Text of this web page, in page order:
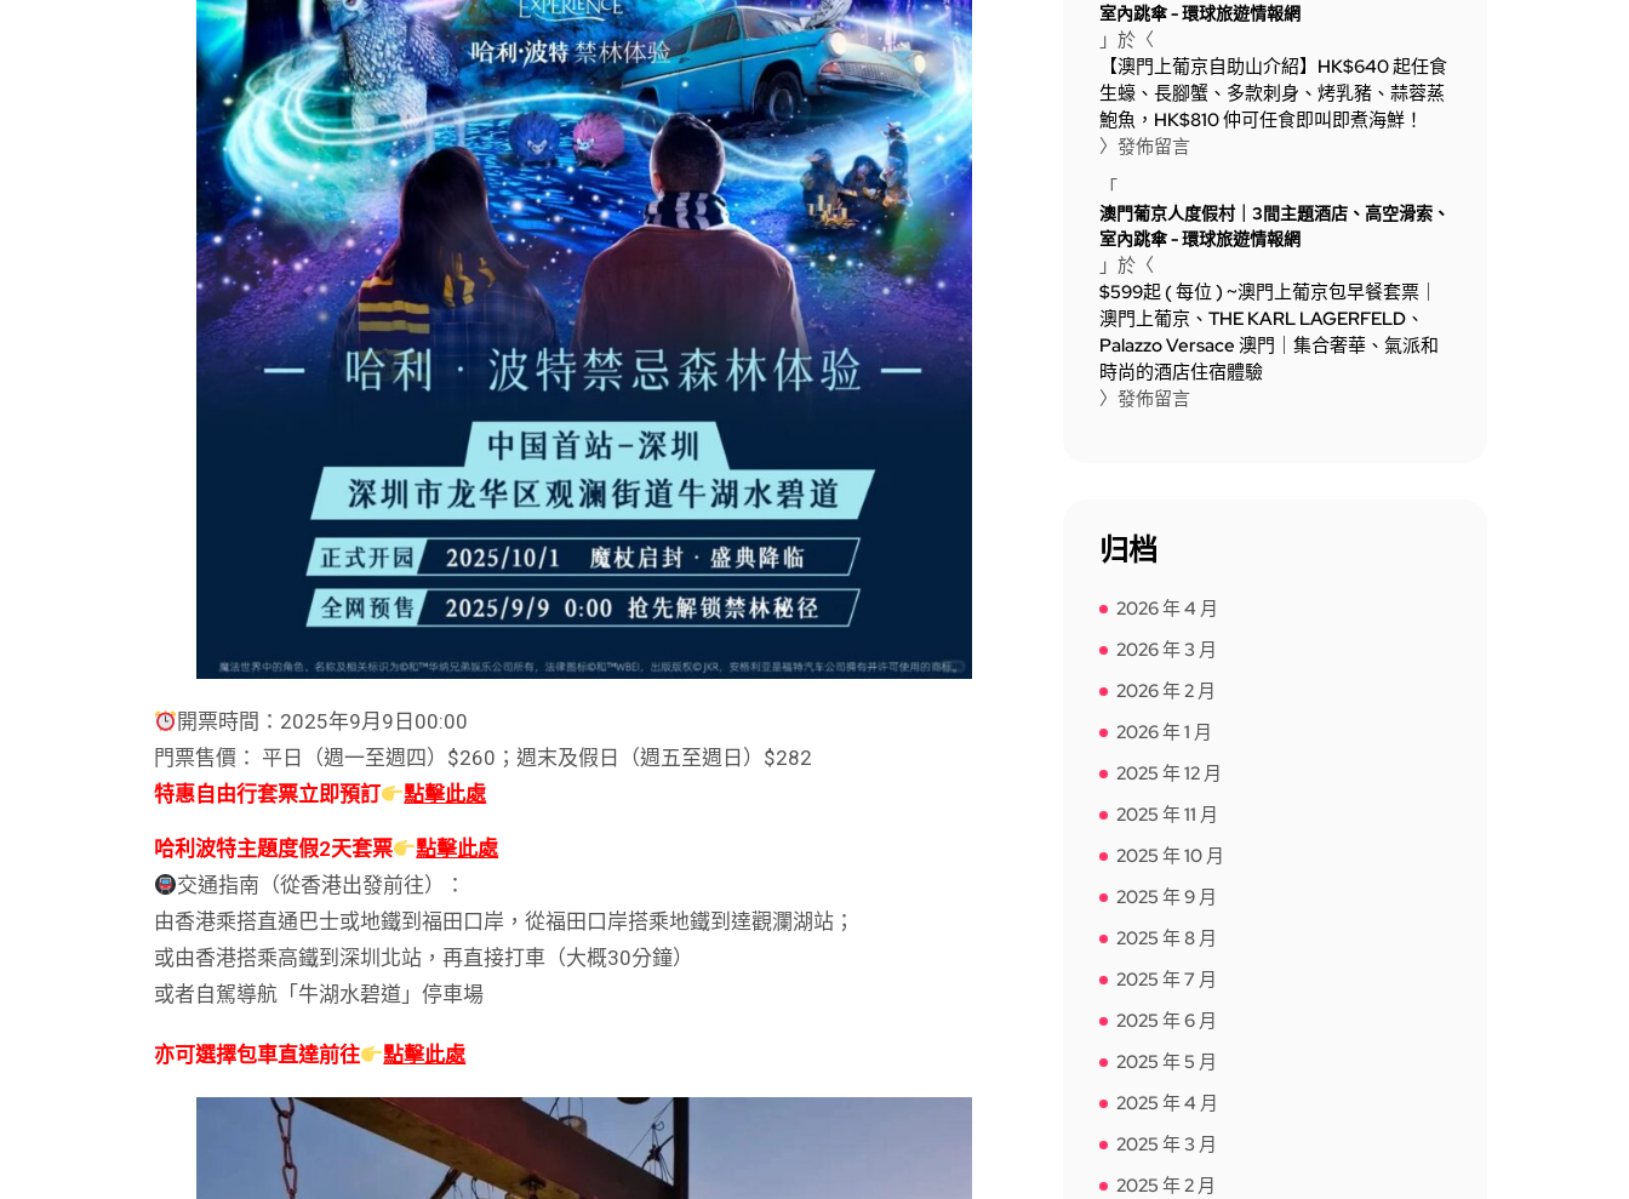
開票時間：2025年9月9日00:00
門票售價： 平日（週一至週四）$260；週末及假日（週五至週日）$282
特惠自由行套票立即預訂
點擊此處
哈利波特主題度假2天套票
點擊此處
交通指南（從香港出發前往）：
由香港乘搭直通巴士或地鐵到福田口岸，從福田口岸搭乘地鐵到達觀瀾湖站；
或由香港搭乘高鐵到深圳北站，再直接打車（大概30分鐘）
或者自駕導航「牛湖水碧道」停車場
亦可選擇包車直達前往 點擊此處
室內跳傘 - 環球旅遊情報網
」於〈
【澳門上葡京自助山介紹】HK$640 起任食
生蠔、長腳蟹、多款刺身、烤乳豬、蒜蓉蒸
鮑魚，HK$810 仲可任食即叫即煮海鮮！
〉發佈留言
「
澳門葡京人度假村｜3間主題酒店、高空滑索、
室內跳傘 - 環球旅遊情報網
」於〈
$599起 ( 每位 ) ~澳門上葡京包早餐套票｜
澳門上葡京、THE KARL LAGERFELD、
Palazzo Versace 澳門｜集合奢華、氣派和
時尚的酒店住宿體驗
〉發佈留言
归档
2026 年 4 月
2026 年 3 月
2026 年 2 月
2026 年 1 月
2025 年 12 月
2025 年 11 月
2025 年 10 月
2025 年 9 月
2025 年 8 月
2025 年 7 月
2025 年 6 月
2025 年 5 月
2025 年 4 月
2025 年 3 月
2025 年 2 月